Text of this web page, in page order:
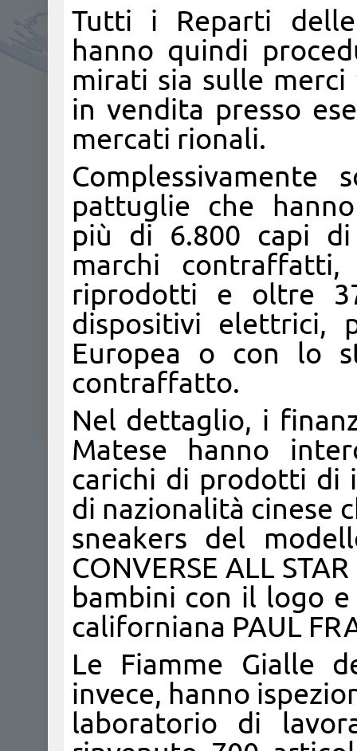
Tutti i Reparti
hanno quindi
mirati sia sulle
in vendita presso
mercati rionali.
pattuglie che
più di 6.800 capi di
marchi
riprodotti e oltre
dispositivi elettrici,
Europea o con lo
contraffatto.
Nel dettaglio, i
Matese hanno
carichi di prodotti di
di nazionalità cinese
sneakers del
CONVERSE ALL
bambini con il logo
californiana PAUL
Le Fiamme Gialle
invece, hanno
laboratorio di